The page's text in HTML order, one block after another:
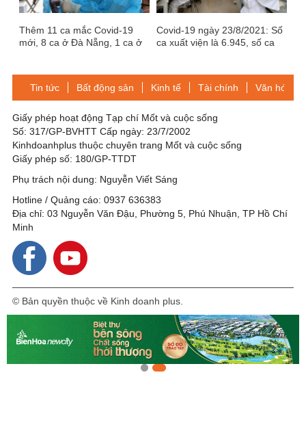
Thêm 11 ca mắc Covid-19
mới, 8 ca ở Đà Nẵng, 1 ca ở
Covid-19 ngày 23/8/2021: Số
ca xuất viện là 6.945, số ca
Tin tức Bất động sản Kinh tế Tài chính Văn hóa-
Giấy phép hoạt động Tạp chí Mốt và cuộc sống
Số: 317/GP-BVHTT Cấp ngày: 23/7/2002
Kinhdoanhplus thuộc chuyên trang Mốt và cuộc sống
Giấy phép số: 180/GP-TTDT
Phụ trách nội dung: Nguyễn Viết Sáng
Hotline / Quảng cáo: 0937 636383
Địa chỉ: 03 Nguyễn Văn Đậu, Phường 5, Phú Nhuận, TP Hồ Chí
Minh
© Bản quyền thuộc về Kinh doanh plus.